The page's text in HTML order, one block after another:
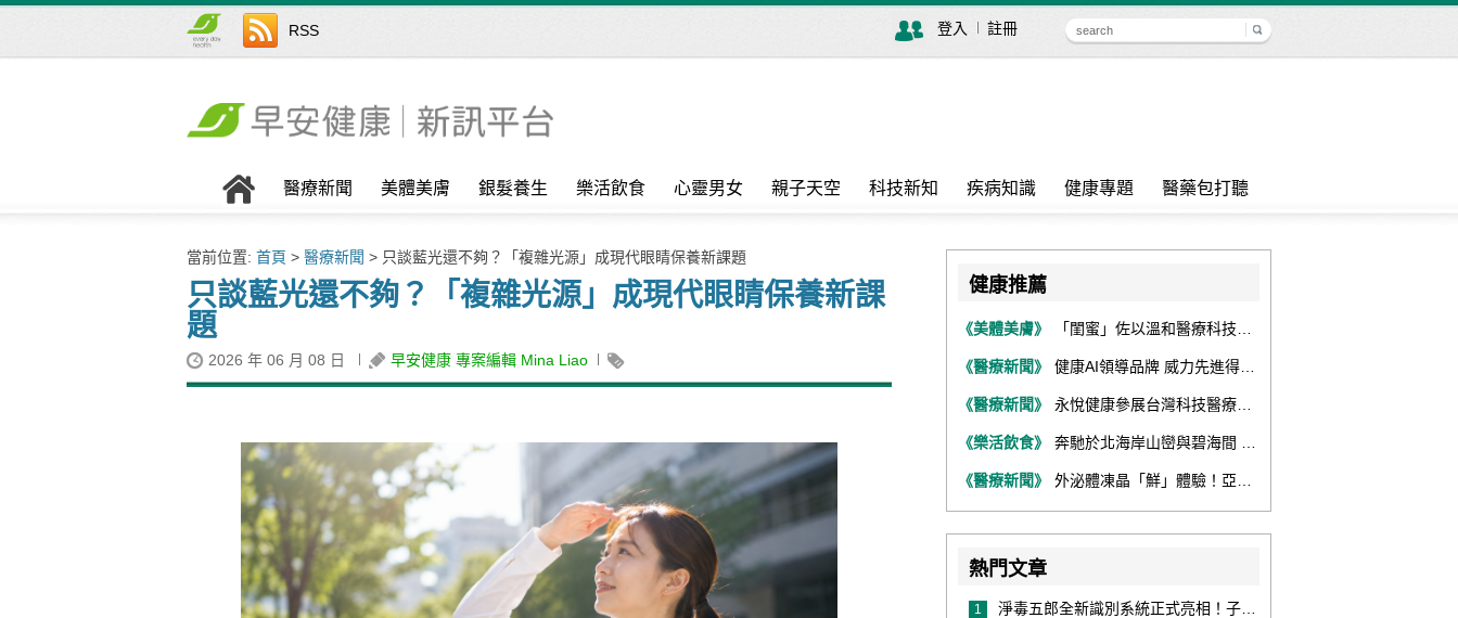
RSS 登入 註冊
醫療新聞 美體美膚 銀髮養生 樂活飲食 心靈男女 親子天空 科技新知 疾病知識 健康專題 醫藥包打聽
當前位置: 首頁 > 醫療新聞 > 只談藍光還不夠？「複雜光源」成現代眼睛保養新課題
只談藍光還不夠？「複雜光源」成現代眼睛保養新課
題
2026 年 06 月 08 日 早安健康 專案編輯 Mina Liao
健康推薦
《美體美膚》 「閨蜜」佐以溫和醫療科技，陪伴女性找回身體舒適與自信
《醫療新聞》 健康AI領導品牌 威力先進得獎不斷 同獲『玉山獎』『金炬獎』最高肯定
《醫療新聞》 永悅健康參展台灣科技醫療展 展現數位健康全場景整合能力
《樂活飲食》 奔馳於北海岸山巒與碧海間 跑出屬於你的生命之光 『2026光境半程馬拉松挑戰賽－升龍道』火熱報名中
《醫療新聞》 外泌體凍晶「鮮」體驗！亞家生技解鎖24個月高活性 專利瓶蓋「秒回溶」超驚艷！醫科展秀「睛」亮神采
熱門文章
1 淨毒五郎全新識別系統正式亮相！子品牌然本再推體香噴霧新產品！